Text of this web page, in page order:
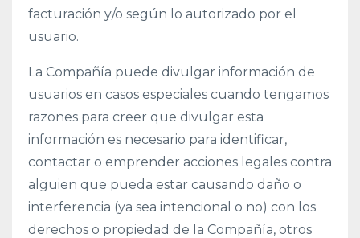
facturación y/o según lo autorizado por el
usuario.
La Compañía puede divulgar información de
usuarios en casos especiales cuando tengamos
razones para creer que divulgar esta
información es necesario para identificar,
contactar o emprender acciones legales contra
alguien que pueda estar causando daño o
interferencia (ya sea intencional o no) con los
derechos o propiedad de la Compañía, otros